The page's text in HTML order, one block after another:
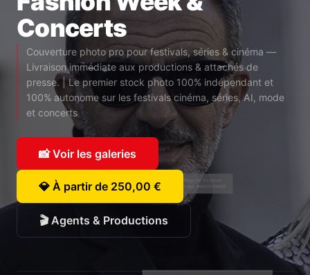
Concerts
Couverture photo pro pour festivals, séries & cinéma —
Livraison immédiate aux productions & attachés de
presse. | Le premier stock photo 100% indépendant et
100% autonome sur les festivals cinéma, séries, AI, mode
et concerts
📸 Voir les galeries
💎 À partir de 250,00 €
🎬 Agents & Productions